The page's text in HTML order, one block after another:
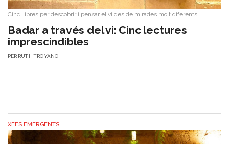
Cinc llibres per descobrir i pensar el vi des de mirades molt diferents.
Badar a través del vi: Cinc lectures
imprescindibles
PER RUTH TROYANO
XEFS EMERGENTS